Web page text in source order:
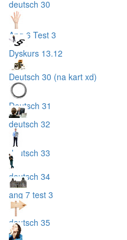
deutsch 30
Ang 6 Test 3
Dyskurs 13.12
Deutsch 30 (na kart xd)
Deutsch 31
deutsch 32
deutsch 33
deutsch 34
ang 7 test 3
deutsch 35